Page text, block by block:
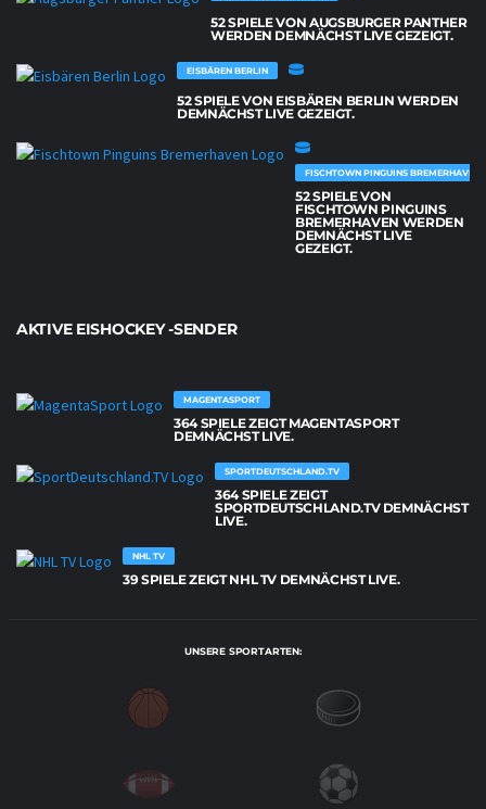
52 SPIELE VON AUGSBURGER PANTHER
WERDEN DEMNÄCHST LIVE GEZEIGT.
EISBÄREN BERLIN
52 SPIELE VON EISBÄREN BERLIN WERDEN
DEMNÄCHST LIVE GEZEIGT.
FISCHTOWN PINGUINS BREMERHAVEN
52 SPIELE VON
FISCHTOWN PINGUINS
BREMERHAVEN WERDEN
DEMNÄCHST LIVE
GEZEIGT.
AKTIVE EISHOCKEY -SENDER
MAGENTASPORT
364 SPIELE ZEIGT MAGENTASPORT
DEMNÄCHST LIVE.
SPORTDEUTSCHLAND.TV
364 SPIELE ZEIGT
SPORTDEUTSCHLAND.TV DEMNÄCHST
LIVE.
NHL TV
39 SPIELE ZEIGT NHL TV DEMNÄCHST LIVE.
UNSERE SPORTARTEN: